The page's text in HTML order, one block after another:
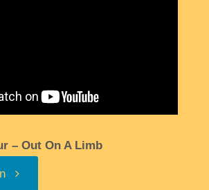
– Out On A Limb
„Neues